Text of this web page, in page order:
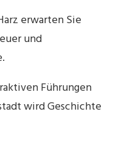
erwarten Sie
und
Führungen
wird Geschichte